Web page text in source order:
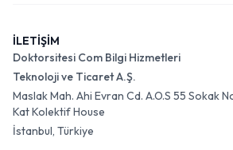
İLETİŞİM
Doktorsitesi Com Bilgi Hizmetleri
Teknoloji ve Ticaret A.Ş.
Maslak Mah. Ahi Evran Cd. A.O.S 55 Sokak
Kat Kolektif House
İstanbul, Türkiye